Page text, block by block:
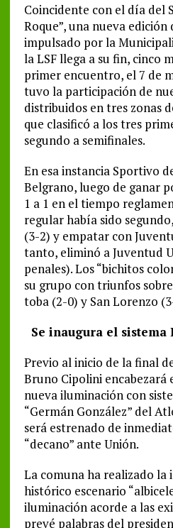
Coincidente con el día del
Roque”, una nueva
impulsado por la
la LSF llega a su fin, cinco
primer encuentro, el 7 de
tuvo la participación de
distribuidos en tres zonas
que clasificó a los tres
segundo a semifinales.
En esa instancia Sportivo
Belgrano, luego de ganar
1 a 1 en el tiempo
regular había sido
(3-2) y empatar con
tanto, eliminó a Juventud
penales). Los “bichitos
su grupo con triunfos
toba (2-0) y San Lorenzo
Se inaugura el sistema
Previo al inicio de la final
Bruno Cipolini encabezará
nueva iluminación con
“Germán González” del
será estrenado de
“decano” ante Unión.
La comuna ha realizado
histórico escenario
iluminación acorde a las
prevé palabras del